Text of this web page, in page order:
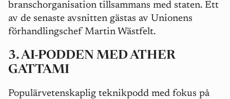
branschorganisation tillsammans med staten. Ett
av de senaste avsnitten gästas av Unionens
förhandlingschef Martin Wästfelt.
3.AI-PODDEN MED ATHER
GATTAMI
Populärvetenskaplig teknikpodd med fokus på